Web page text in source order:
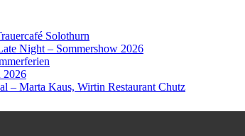
Solothurn
Night – Sommershow 2026
2026
– Marta Kaus, Wirtin Restaurant Chutz